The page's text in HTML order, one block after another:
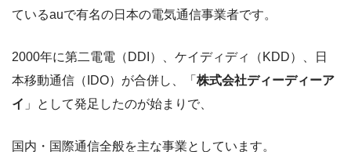
ているauで有名の日本の電気通信事業者です。
2000年に第二電電（DDI）、ケイディディ（KDD）、日
本移動通信（IDO）が合併し、「 株式会社ディーディーア
イ 」として発足したのが始まりで、
国内・国際通信全般を主な事業としています。